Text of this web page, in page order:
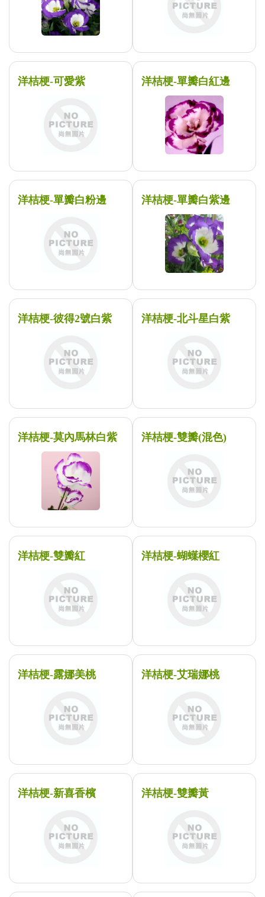
洋桔梗-可愛紫 洋桔梗-單瓣白紅邊
洋桔梗-單瓣白粉邊 洋桔梗-單瓣白紫邊
洋桔梗-彼得2號白紫 洋桔梗-北斗星白紫
洋桔梗-莫內馬林白紫 洋桔梗-雙瓣(混色)
洋桔梗-雙瓣紅 洋桔梗-蝴蠂櫻紅
洋桔梗-露娜美桃 洋桔梗-艾瑞娜桃
洋桔梗-新喜香檳 洋桔梗-雙瓣黃